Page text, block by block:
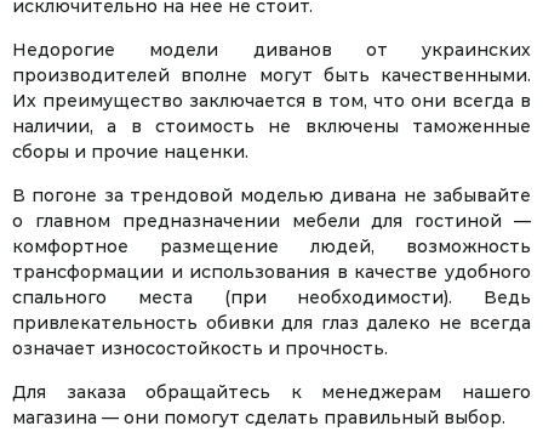
исключительно на нее не стоит.
Недорогие модели диванов от украинских
производителей вполне могут быть качественными.
Их преимущество заключается в том, что они всегда в
наличии, а в стоимость не включены таможенные
сборы и прочие наценки.
В погоне за трендовой моделью дивана не забывайте
о главном предназначении мебели для гостиной —
комфортное размещение людей, возможность
трансформации и использования в качестве удобного
спального места (при необходимости). Ведь
привлекательность обивки для глаз далеко не всегда
означает износостойкость и прочность.
Для заказа обращайтесь к менеджерам нашего
магазина — они помогут сделать правильный выбор.